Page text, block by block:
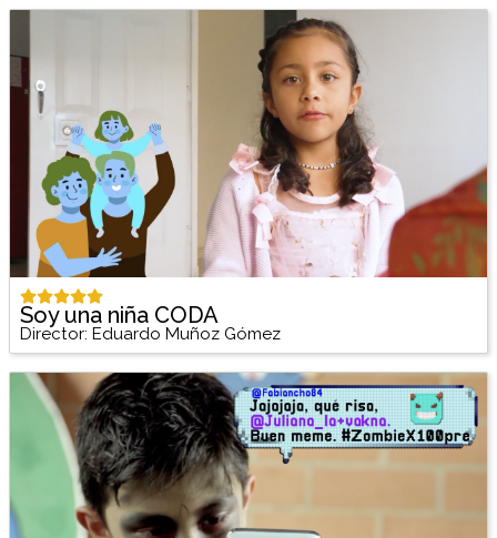
Soy una niña CODA
Director: Eduardo Muñoz Gómez